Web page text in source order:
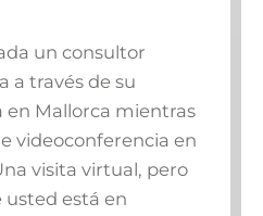
un consultor
a través de su
en Mallorca mientras
videoconferencia en
visita virtual, pero
está en